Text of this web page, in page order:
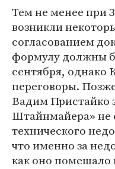
Тем не менее при
возникли
согласованием
формулу должны
сентября, однако
переговоры.
Вадим Пристайко
Штайнмайера» не
технического
что именно за
как оно